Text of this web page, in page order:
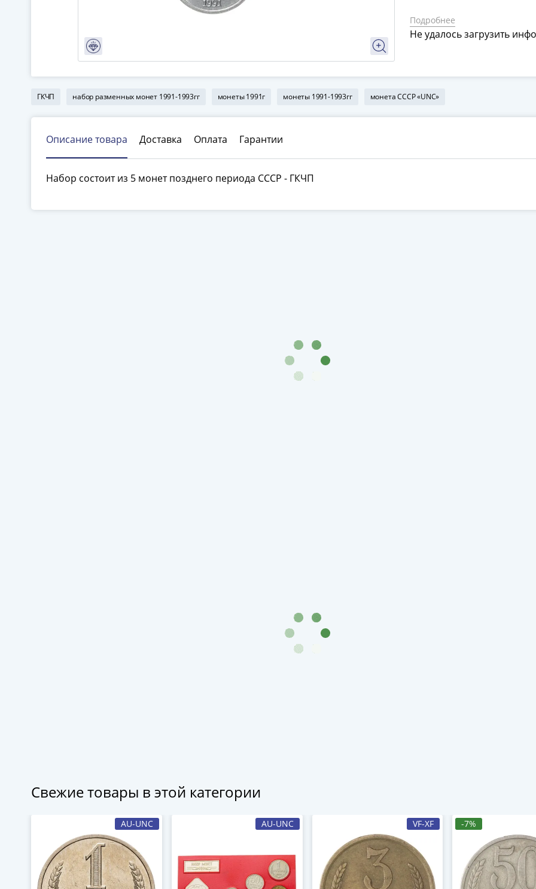
Подробнее
Не удалось загрузить
ГКЧП набор разменных монет 1991-1993гг монеты 1991г монеты 1991-1993гг монета СССР «UNC»
Описание товара Доставка Оплата Гарантии
Набор состоит из 5 монет позднего периода СССР - ГКЧП
Свежие товары в этой категории
AU-UNC AU-UNC VF-XF -7%